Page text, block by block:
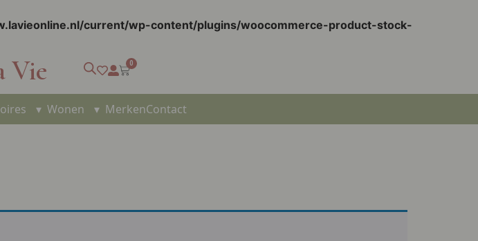
current/wp-content/plugins/woocommerce-product-stock-
Vie 0
▾ Wonen ▾ MerkenContact